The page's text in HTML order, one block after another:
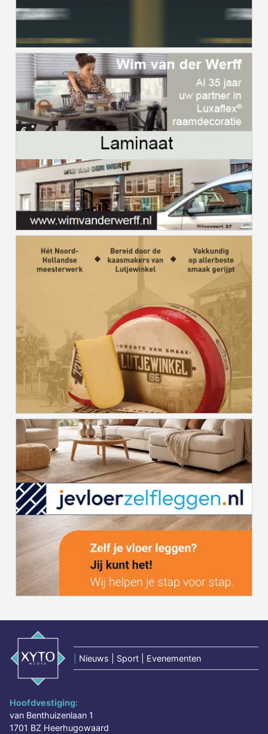
Nieuws | Sport | Evenementen
Hoofdvestiging:
van Benthuizenlaan 1
1701 BZ Heerhugowaard